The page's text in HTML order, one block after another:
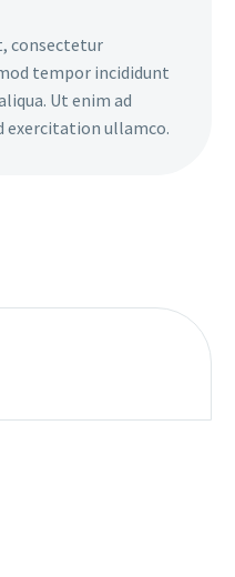
consectetur
tempor incididunt
Ut enim ad
exercitation ullamco.